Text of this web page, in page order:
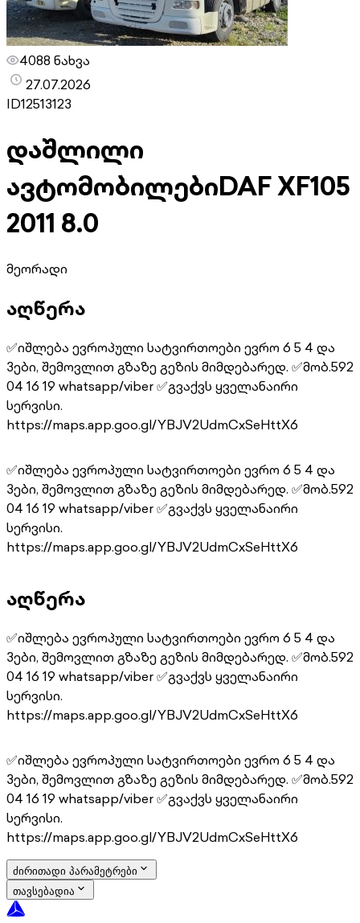
4088 ნახვა
27.07.2026
ID12513123
დაშლილი
ავტომობილებიDAF XF105
2011 8.0
მეორადი
აღწერა
✅იშლება ევროპული სატვირთოები ევრო 6 5 4 და
3ები, შემოვლით გზაზე გეზის მიმდებარედ. ✅მობ.592
04 16 19 whatsapp/viber ✅გვაქვს ყველანაირი
სერვისი.
https://maps.app.goo.gl/YBJV2UdmCxSeHttX6
✅იშლება ევროპული სატვირთოები ევრო 6 5 4 და
3ები, შემოვლით გზაზე გეზის მიმდებარედ. ✅მობ.592
04 16 19 whatsapp/viber ✅გვაქვს ყველანაირი
სერვისი.
https://maps.app.goo.gl/YBJV2UdmCxSeHttX6
აღწერა
✅იშლება ევროპული სატვირთოები ევრო 6 5 4 და
3ები, შემოვლით გზაზე გეზის მიმდებარედ. ✅მობ.592
04 16 19 whatsapp/viber ✅გვაქვს ყველანაირი
სერვისი.
https://maps.app.goo.gl/YBJV2UdmCxSeHttX6
✅იშლება ევროპული სატვირთოები ევრო 6 5 4 და
3ები, შემოვლით გზაზე გეზის მიმდებარედ. ✅მობ.592
04 16 19 whatsapp/viber ✅გვაქვს ყველანაირი
სერვისი.
https://maps.app.goo.gl/YBJV2UdmCxSeHttX6
ძირითადი პარამეტრები
თავსებადია